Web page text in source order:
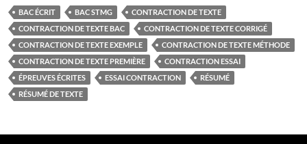
BAC ÉCRIT BAC STMG
CONTRACTION DE TEXTE
CONTRACTION DE TEXTE BAC
CONTRACTION DE TEXTE CORRIGÉ
CONTRACTION DE TEXTE EXEMPLE
CONTRACTION DE TEXTE MÉTHODE
CONTRACTION DE TEXTE PREMIÈRE
CONTRACTION ESSAI
ÉPREUVES ÉCRITES
ESSAI CONTRACTION
RÉSUMÉ
RÉSUMÉ DE TEXTE